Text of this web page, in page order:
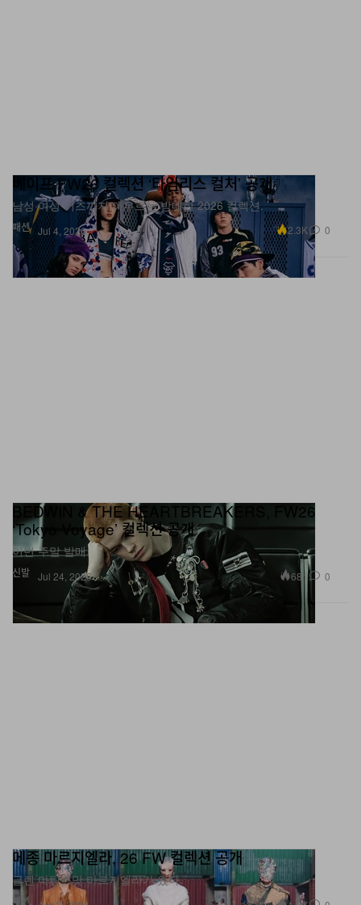
패션
베이프 FW26 컬렉션 ‘타임리스 컬처’ 공개
남성·여성·키즈까지 아우르는 방대한 2026 컬렉션.
Jul 4, 2026 2.3K 0
신발
BEDWIN & THE HEARTBREAKERS, FW26
‘Tokyo Voyage’ 컬렉션 공개
이번 주말 발매.
Jul 24, 2026 681 0
패션
메종 마르지엘라, 26 FW 컬렉션 공개
글렌 마틴스맛 마르지엘라가 왔다.